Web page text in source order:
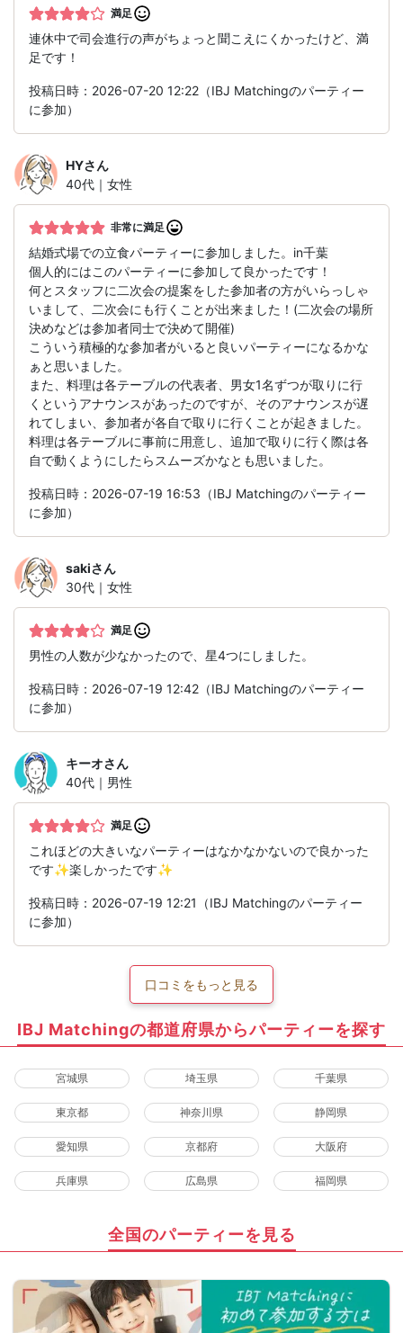
満足
連休中で司会進行の声がちょっと聞こえにくかったけど、満
足です！
投稿日時：2026-07-20 12:22（IBJ Matchingのパーティー
に参加）
HYさん
40代｜女性
非常に満足
結婚式場での立食パーティーに参加しました。in千葉
個人的にはこのパーティーに参加して良かったです！
何とスタッフに二次会の提案をした参加者の方がいらっしゃ
いまして、二次会にも行くことが出来ました！(二次会の場所
決めなどは参加者同士で決めて開催)
こういう積極的な参加者がいると良いパーティーになるかな
ぁと思いました。
また、料理は各テーブルの代表者、男女1名ずつが取りに行
くというアナウンスがあったのですが、そのアナウンスが遅
れてしまい、参加者が各自で取りに行くことが起きました。
料理は各テーブルに事前に用意し、追加で取りに行く際は各
自で動くようにしたらスムーズかなとも思いました。
投稿日時：2026-07-19 16:53（IBJ Matchingのパーティー
に参加）
sakiさん
30代｜女性
満足
男性の人数が少なかったので、星4つにしました。
投稿日時：2026-07-19 12:42（IBJ Matchingのパーティー
に参加）
キーオさん
40代｜男性
満足
これほどの大きいなパーティーはなかなかないので良かった
です✨楽しかったです✨
投稿日時：2026-07-19 12:21（IBJ Matchingのパーティー
に参加）
口コミをもっと見る
IBJ Matchingの都道府県からパーティーを探す
宮城県 埼玉県 千葉県
東京都 神奈川県 静岡県
愛知県 京都府 大阪府
兵庫県 広島県 福岡県
全国のパーティーを見る